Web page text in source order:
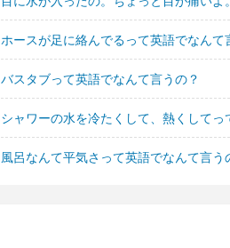
ホースが足に絡んでるって英語でなんて
バスタブって英語でなんて言うの？
シャワーの水を冷たくして、熱くしてっ
風呂なんて平気さって英語でなんて言う